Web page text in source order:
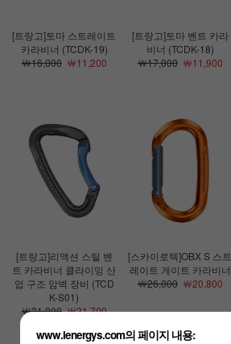
[트랑고]토마 스트레이트
카라비너 (TCDK-19)
￦16,000￦11,200
[트랑고]토마 벤트 카라
비너 (TCDK-18)
￦17,000￦11,900
[트랑고]리액션 스틸 벤
트 카라비너 클라이밍 산
업 구조 암벽 장비 (TCD
K-S01)
￦31,000￦21,700
[스카이로텍]OBX S 스트
레이트 게이트 카라비너
￦26,000￦20,800
www.lenergys.com의 페이지 내용: